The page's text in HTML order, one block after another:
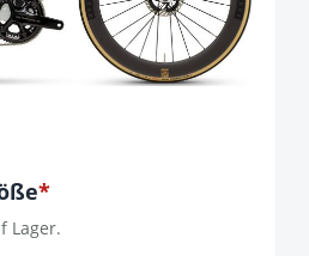
one of the available
Lager.